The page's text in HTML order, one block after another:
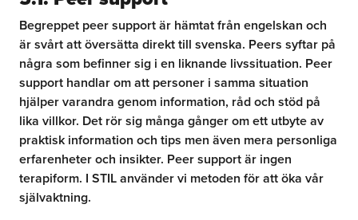
Begreppet peer support är hämtat från engelskan och
är svårt att översätta direkt till svenska. Peers syftar på
några som befinner sig i en liknande livssituation. Peer
support handlar om att personer i samma situation
hjälper varandra genom information, råd och stöd på
lika villkor. Det rör sig många gånger om ett utbyte av
praktisk information och tips men även mera personliga
erfarenheter och insikter. Peer support är ingen
terapiform. I STIL använder vi metoden för att öka vår
självaktning.